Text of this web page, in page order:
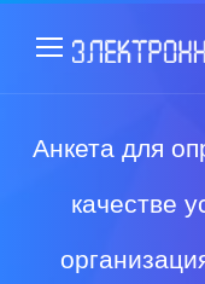
Анкета для
качестве